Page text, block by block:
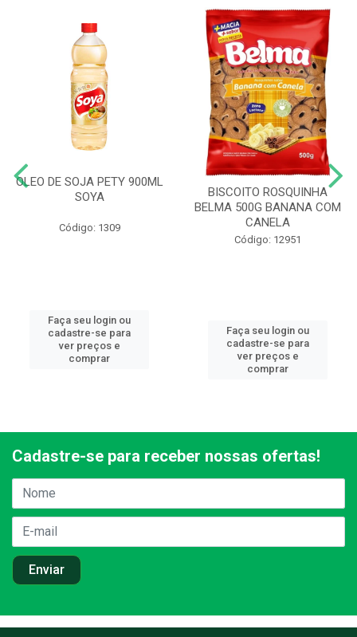
OLEO DE SOJA PETY 900ML
SOYA
Código: 1309
Faça seu login ou
cadastre-se para
ver preços e
comprar
BISCOITO ROSQUINHA
BELMA 500G BANANA COM
CANELA
Código: 12951
Faça seu login ou
cadastre-se para
ver preços e
comprar
Cadastre-se para receber nossas ofertas!